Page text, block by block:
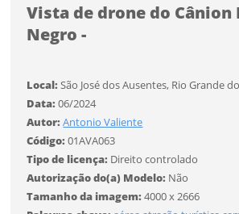
Vista de drone do Cânion
Negro -
Local:São José dos Ausentes, Rio Grande
Data:06/2024
Autor:Antonio Valiente
Código:01AVA063
Tipo de licença: Direito controlado
Autorização do(a) Modelo: Não
Tamanho da imagem:4000 x 2666
Tamanho
Selecione
Utilização
Formato
CADASTRE-SE
Tamanho